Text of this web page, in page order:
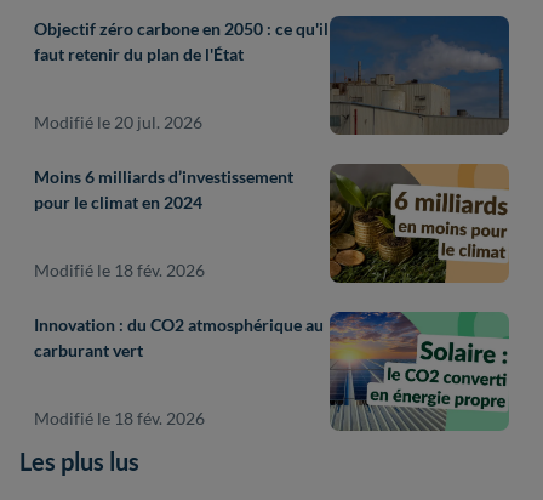
Objectif zéro carbone en 2050 : ce qu'il
faut retenir du plan de l'État
Modifié le 20 jul. 2026
Moins 6 milliards d’investissement
pour le climat en 2024
Modifié le 18 fév. 2026
Innovation : du CO2 atmosphérique au
carburant vert
Modifié le 18 fév. 2026
Les plus lus